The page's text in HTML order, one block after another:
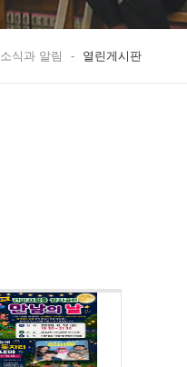
소식과 알림 - 열린게시판